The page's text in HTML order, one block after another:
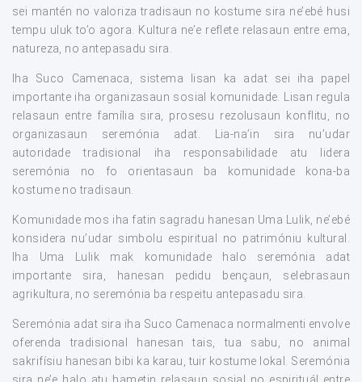
sei mantén no valoriza tradisaun no kostume sira ne’ebé husi
tempu uluk to’o agora. Kultura ne’e reflete relasaun entre ema,
natureza, no antepasadu sira.
Iha Suco Camenaca, sistema lisan ka adat sei iha papel
importante iha organizasaun sosial komunidade. Lisan regula
relasaun entre família sira, prosesu rezolusaun konflitu, no
organizasaun seremónia adat. Lia-na’in sira nu’udar
autoridade tradisional iha responsabilidade atu lidera
seremónia no fo orientasaun ba komunidade kona-ba
kostume no tradisaun.
Komunidade mos iha fatin sagradu hanesan Uma Lulik, ne’ebé
konsidera nu’udar simbolu espiritual no patrimóniu kultural.
Iha Uma Lulik mak komunidade halo seremónia adat
importante sira, hanesan pedidu bençaun, selebrasaun
agrikultura, no seremónia ba respeitu antepasadu sira.
Seremónia adat sira iha Suco Camenaca normalmenti envolve
oferenda tradisional hanesan tais, tua sabu, no animal
sakrifísiu hanesan bibi ka karau, tuir kostume lokal. Seremónia
sira ne’e halo atu hametin relasaun sosial no espirituál entre